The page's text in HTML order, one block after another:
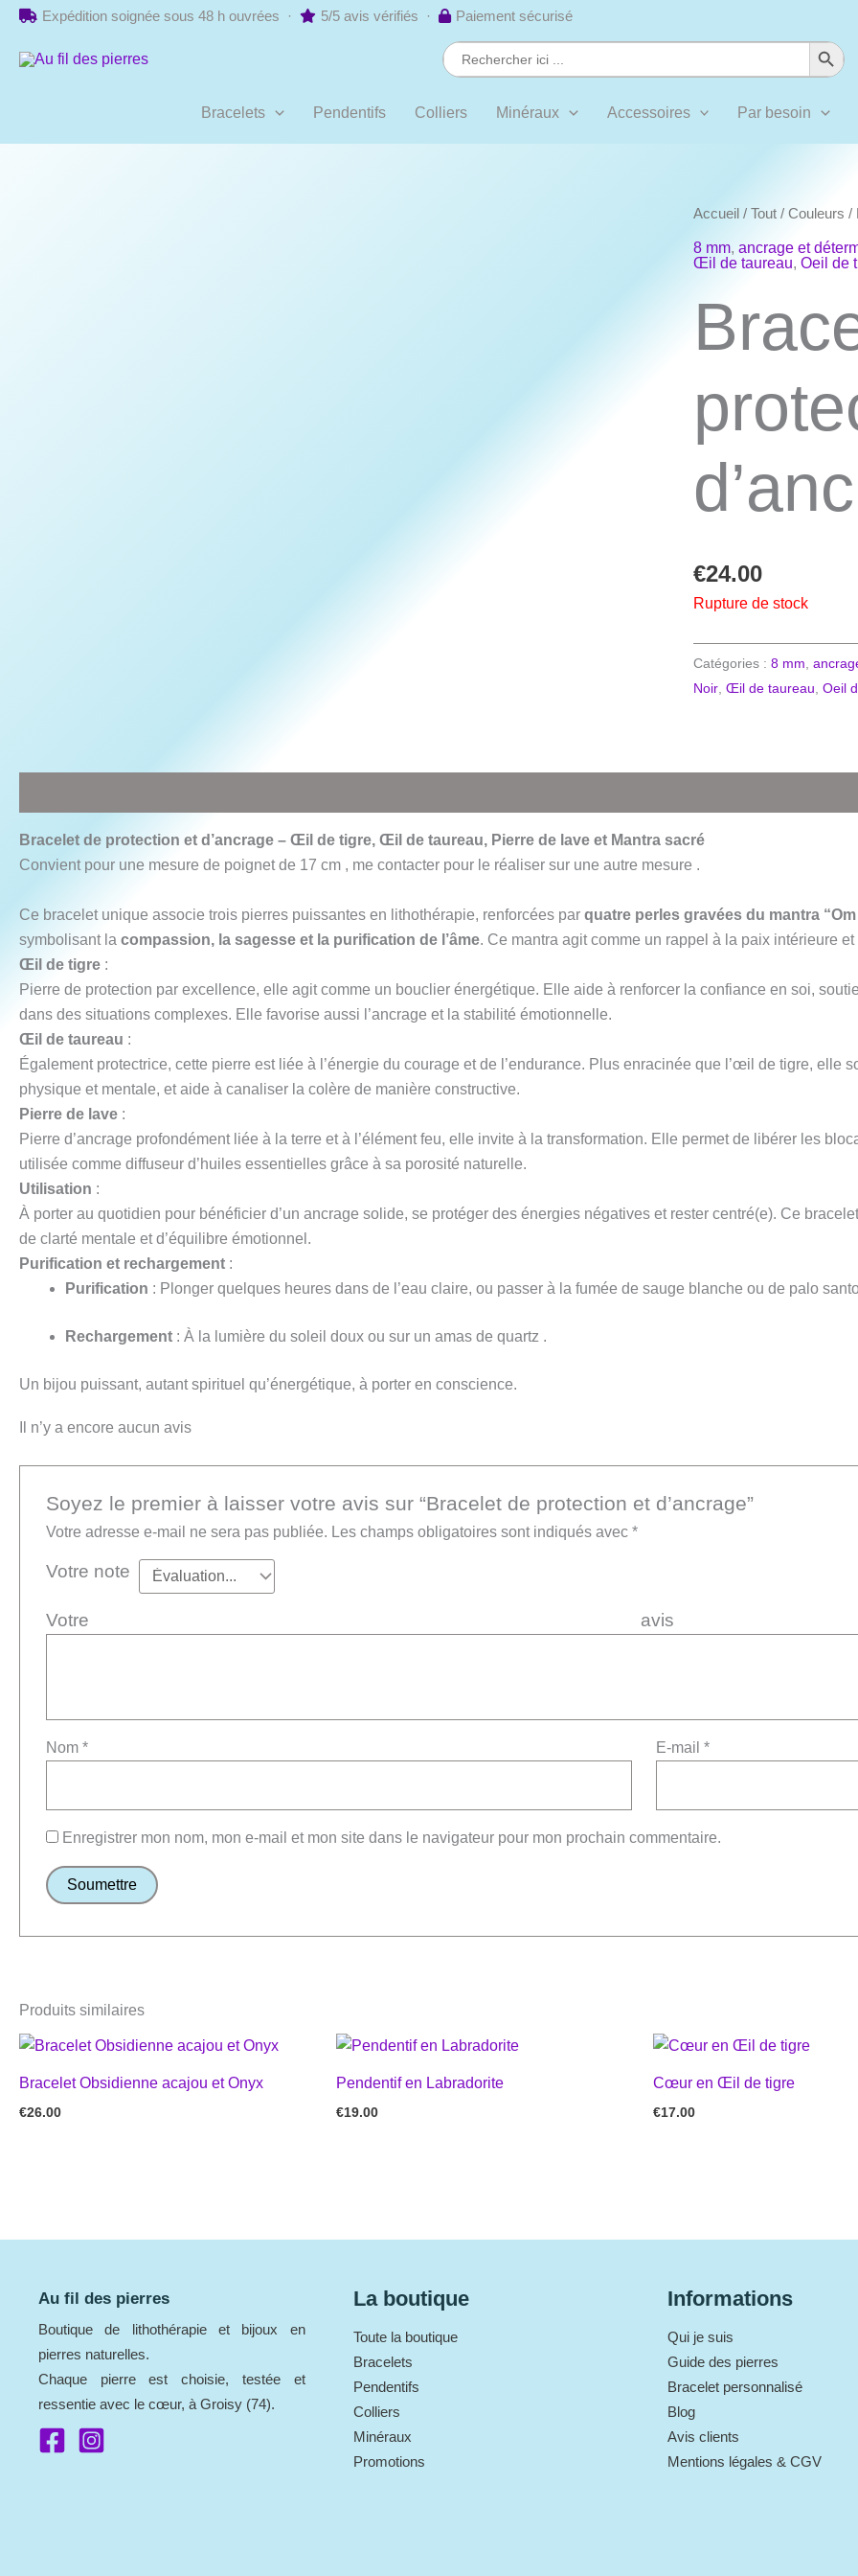
Aller
contenu
Expédition soignée sous 48 h ouvrées · 5/5 avis vérifiés · Paiement sécurisé
Search
for:
Search Button
Bracelets Pendentifs Colliers Minéraux Accessoires Par besoin
Accueil /Tout /Couleurs /
8 mm,ancrage et
Œil de taureau,Oeil de
€24.00
Rupture de stock
Catégories :8 mm ,
Noir ,Œil de taureau ,Oeil
Bracelet de protection et d’ancrage – Œil de tigre, Œil de taureau, Pierre de lave et Mantra sacré
Convient pour une mesure de poignet de 17 cm , me contacter pour le réaliser sur une autre mesure .
Ce bracelet unique associe trois pierres puissantes en lithothérapie, renforcées par quatre perles gravées du mantra
symbolisant la compassion, la sagesse et la purification de l’âme. Ce mantra agit comme un rappel à la paix intérieure
Œil de tigre :
Pierre de protection par excellence, elle agit comme un bouclier énergétique. Elle aide à renforcer la confiance en soi,
dans des situations complexes. Elle favorise aussi l’ancrage et la stabilité émotionnelle.
Œil de taureau :
Également protectrice, cette pierre est liée à l’énergie du courage et de l’endurance. Plus enracinée que l’œil de tigre, elle
physique et mentale, et aide à canaliser la colère de manière constructive.
Pierre de lave :
Pierre d’ancrage profondément liée à la terre et à l’élément feu, elle invite à la transformation. Elle permet de libérer les
utilisée comme diffuseur d’huiles essentielles grâce à sa porosité naturelle.
Utilisation :
À porter au quotidien pour bénéficier d’un ancrage solide, se protéger des énergies négatives et rester centré(e). Ce
de clarté mentale et d’équilibre émotionnel.
Purification et rechargement :
Purification : Plonger quelques heures dans de l’eau claire, ou passer à la fumée de sauge blanche ou de palo
Rechargement : À la lumière du soleil doux ou sur un amas de quartz .
Un bijou puissant, autant spirituel qu’énergétique, à porter en conscience.
Il n’y a encore aucun avis
Soyez le premier à laisser votre avis sur “Bracelet de protection et d’ancrage”
Votre adresse e-mail ne sera pas publiée. Les champs obligatoires sont indiqués avec *
Votre note
Votre
Nom * E-mail *
Enregistrer mon nom, mon e-mail et mon site dans le navigateur pour mon prochain commentaire.
Produits similaires
Bracelet Obsidienne acajou et Onyx
€26.00
Pendentif en Labradorite
€19.00
Cœur en Œil de tigre
€17.00
Au fil des pierres
Boutique de lithothérapie et bijoux en
pierres naturelles.
Chaque pierre est choisie, testée et
ressentie avec le cœur, à Groisy (74).
La boutique
Toute la boutique
Bracelets
Pendentifs
Colliers
Minéraux
Promotions
Informations
Qui je suis
Guide des pierres
Bracelet personnalisé
Blog
Avis clients
Mentions légales & CGV